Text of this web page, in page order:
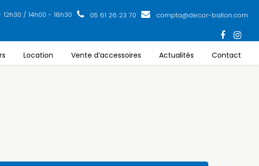
/ 14h00 - 18h30 05 61 26 23 70 compta@decor-ballon.com
Location Vente d’accessoires Actualités Contact